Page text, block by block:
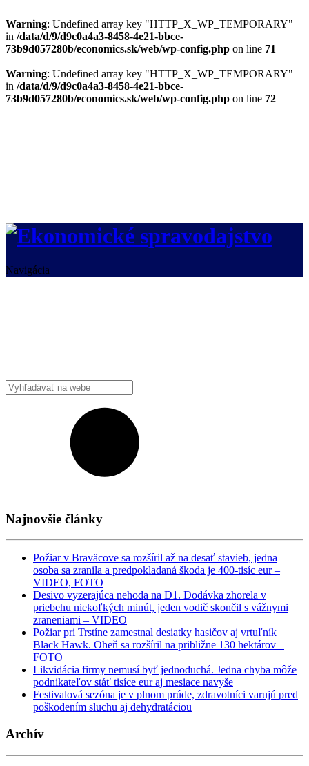
Warning: Undefined array key "HTTP_X_WP_TEMPORARY"
in /data/d/9/d9c0a4a3-8458-4e21-bbce-
73b9d057280b/economics.sk/web/wp-config.php on line 71
Warning: Undefined array key "HTTP_X_WP_TEMPORARY"
in /data/d/9/d9c0a4a3-8458-4e21-bbce-
73b9d057280b/economics.sk/web/wp-config.php on line 72
Navigácia
Najnovšie články
Požiar v Braväcove sa rozšíril až na desať stavieb, jedna
osoba sa zranila a predpokladaná škoda je 400-tisíc eur –
VIDEO, FOTO
Desivo vyzerajúca nehoda na D1. Dodávka zhorela v
priebehu niekoľkých minút, jeden vodič skončil s vážnymi
zraneniami – VIDEO
Požiar pri Trstíne zamestnal desiatky hasičov aj vrtuľník
Black Hawk. Oheň sa rozšíril na približne 130 hektárov –
FOTO
Likvidácia firmy nemusí byť jednoduchá. Jedna chyba môže
podnikateľov stáť tisíce eur aj mesiace navyše
Festivalová sezóna je v plnom prúde, zdravotníci varujú pred
poškodením sluchu aj dehydratáciou
Archív